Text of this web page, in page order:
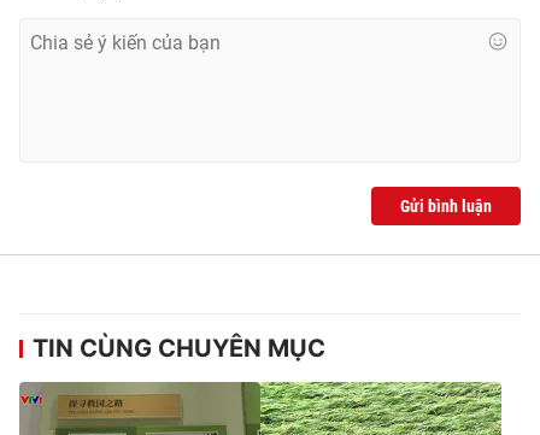
Gửi bình luận
TIN CÙNG CHUYÊN MỤC